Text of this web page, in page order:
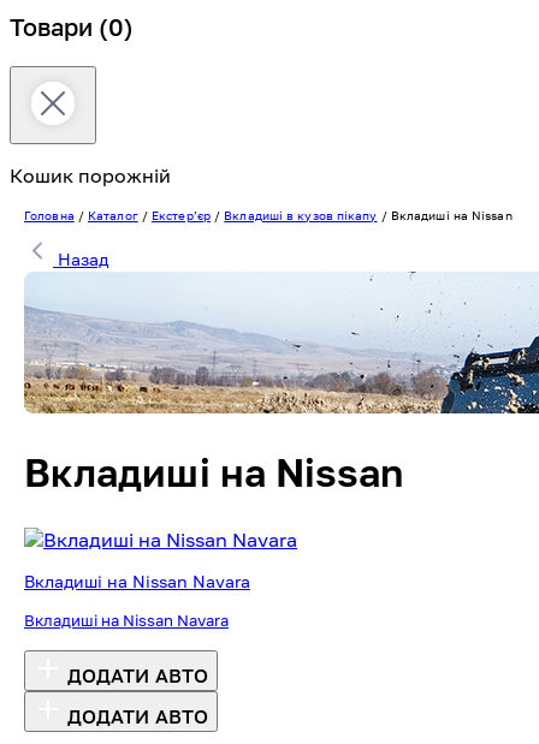
Товари (0)
Кошик порожній
Головна / Каталог/ Екстерʼєр/ Вкладиші в кузов пікапу / Вкладиші на Nissan
Назад
Вкладиші на Nissan
Вкладиші на Nissan Navara
Вкладиші на Nissan Navara
ДОДАТИ АВТО
ДОДАТИ АВТО